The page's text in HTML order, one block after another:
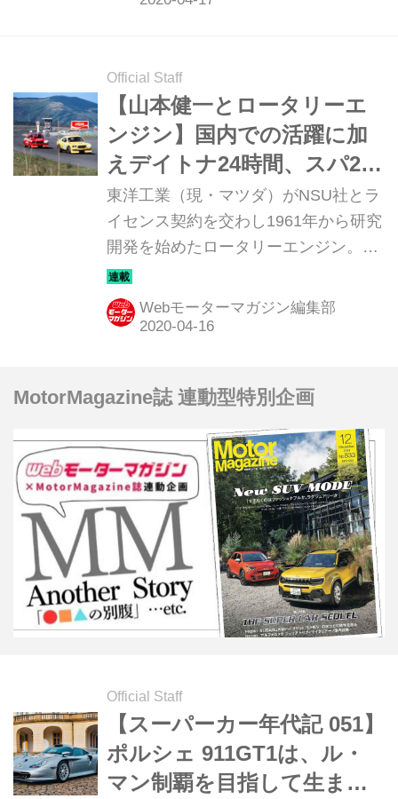
Official Staff
【山本健一とロータリーエ
ンジン】国内での活躍に加
えデイトナ24時間、スパ24
時間制覇などの成果を上げ
る［第7回］
東洋工業（現・マツダ）がNSU社とラ
イセンス契約を交わし1961年から研究
開発を始めたロータリーエンジン。
1951年にフェリックス・ヴァンケル博
士が発明したもので、「夢のエンジ
ン」とまで言われたが、実際には未完
開発を託されたのが、気鋭のエンジニ
ア山本健一氏だった。この連載ではそ
の開発過程から1991年のマツダ787B
によるル・マン24時間制覇までを、マ
ツダOBの小早川隆治さんの話に基づ
いて辿ってみる。今回はル・マン24時
間本格参加までの戦績を振り返る。
Webモーターマガジン編集部
MotorMagazine誌 連動型特別企画
Official Staff
【スーパーカー年代記 051】
ポルシェ 911GT1は、ル・
マン制覇を目指して生まれ